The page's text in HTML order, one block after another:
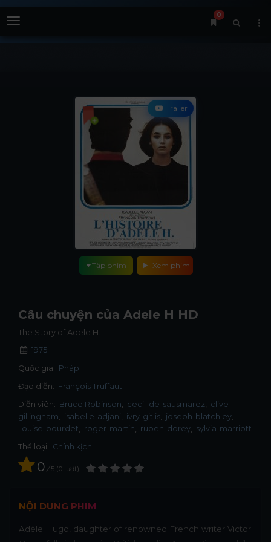
Menu
0
Trailer
Xem phim
Tập phim
Câu chuyện của Adele H HD
The Story of Adele H.
1975
Quốc gia: Pháp
Đạo diễn: François Truffaut
Diễn viên: Bruce Robinson cecil-de-sausmarez
clive-
gillingham
isabelle-adjani ivry-gitlis
joseph-blatchley
louise-bourdet
roger-martin ruben-dorey
sylvia-marriott
Thể loại: Chính kịch
0 / 5 0 lượt
NỘI DUNG PHIM
Adèle Hugo, daughter of renowned French writer Victor